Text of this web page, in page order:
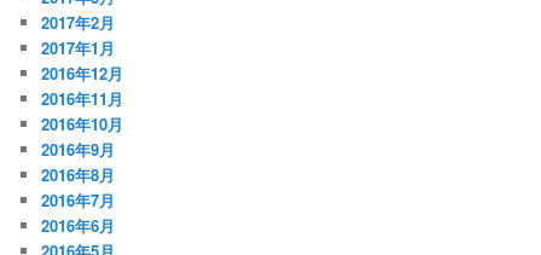
2017年2月
2017年1月
2016年12月
2016年11月
2016年10月
2016年9月
2016年8月
2016年7月
2016年6月